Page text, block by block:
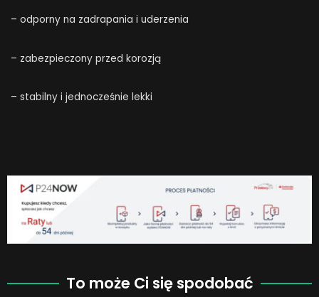
– odporny na zadrapania i uderzenia
– zabezpieczony przed korozją
– stabilny i jednocześnie lekki
To może Ci się spodobać